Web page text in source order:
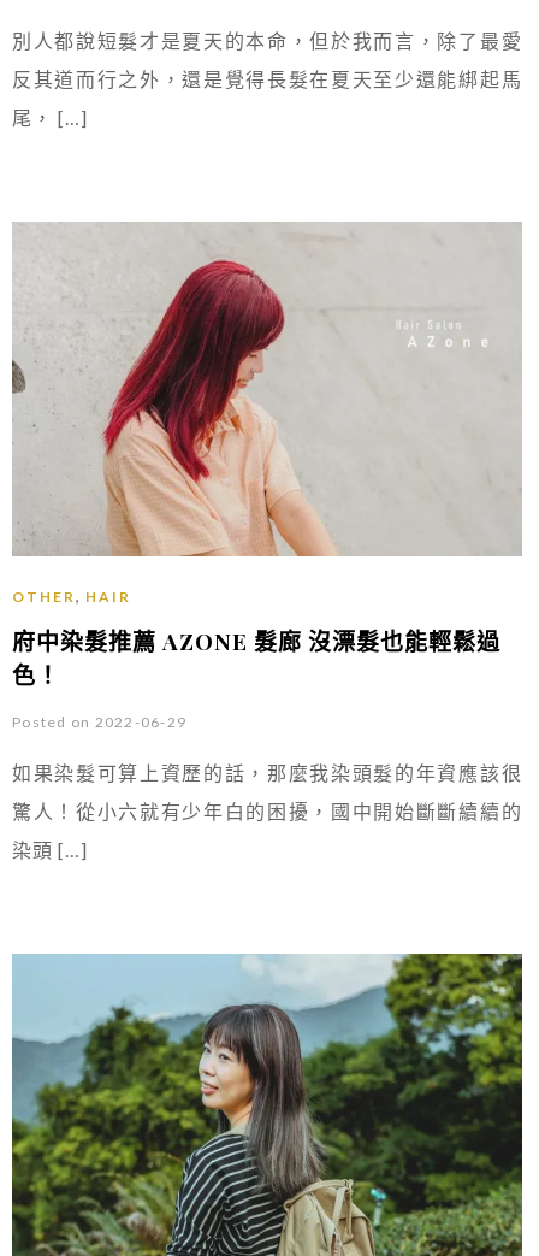
別人都說短髮才是夏天的本命，但於我而言，除了最愛
反其道而行之外，還是覺得長髮在夏天至少還能綁起馬
尾， […]
OTHER , HAIR
府中染髮推薦 AZONE 髮廊 沒漂髮也能輕鬆過
色！
Posted on 2022-06-29
如果染髮可算上資歷的話，那麼我染頭髮的年資應該很
驚人！從小六就有少年白的困擾，國中開始斷斷續續的
染頭 […]